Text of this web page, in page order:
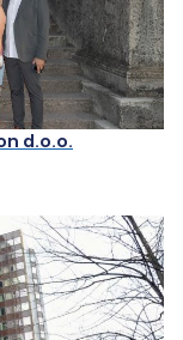
d.o.o.